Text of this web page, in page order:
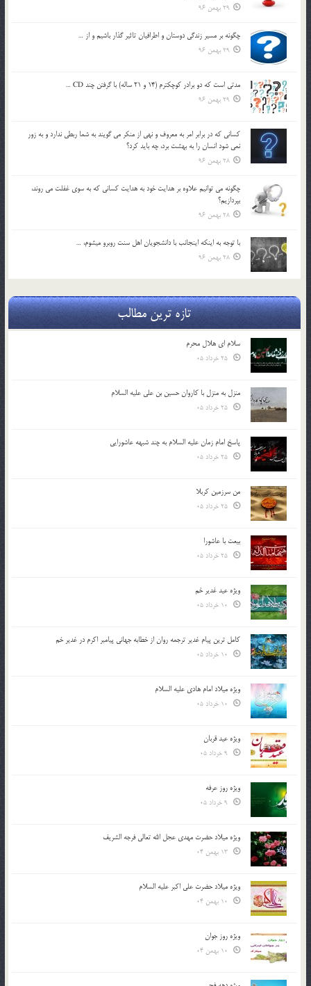
29 بهمن 96
چگونه بر مسير زندگي دوستان و اطرافيان تاثير گذار باشيم و از …
29 بهمن 96
مدتي است كه دو برادر كوچكترم (14 و 21 ساله) با گرفتن چند CD …
29 بهمن 96
كساني كه در برابر امر به معروف و نهي از منكر مي گويند به شما ربطي ندارد و به زور
نمي شود انسان را به بهشت برد، چه بايد كرد؟
28 بهمن 96
چگونه مي توانيم علاوه بر هدايت خود به هدايت كساني كه به سوي غفلت مي روند،
بپردازيم؟
28 بهمن 96
با توجه به اينكه اينجانب با دانشجويان اهل سنت روبرو مي‎شوم، …
28 بهمن 96
تازه ترین مطالب
سلام ای هلال محرم
منزل به منزل با کاروان حسین بن علی علیه السلام
پاسخ امام زمان علیه السلام به چند شبهه عاشورایی
من سرزمین کربلا
بیعت با عاشورا
ویژه عید غدیر خم
کامل ترین پیام غدیر ترجمه روان از خطابه جهانی پیامبر اکرم در غدیر خم
ویژه میلاد امام هادی علیه السلام
ویژه عید قربان
ویژه روز عرفه
ویژه میلاد حضرت مهدی عجل الله تعالی فرجه الشريف
ویژه میلاد حضرت علی اکبر علیه السلام
ویژه روز جوان